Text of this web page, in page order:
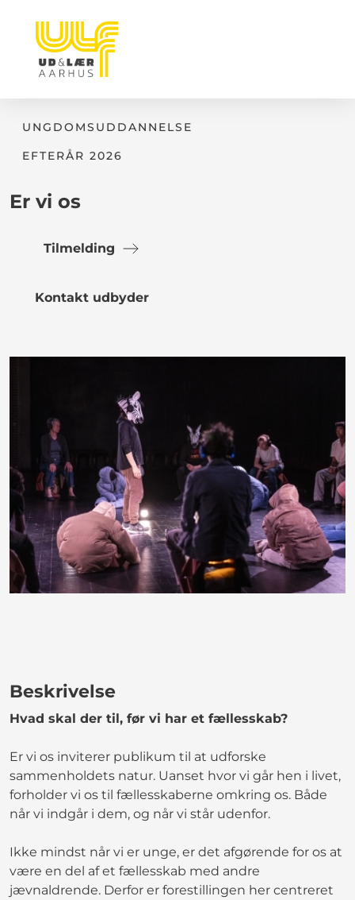
UNGDOMSUDDANNELSE
EFTERÅR 2026
Er vi os
Tilmelding
Kontakt udbyder
Beskrivelse
Hvad skal der til, før vi har et fællesskab?
Er vi os inviterer publikum til at udforske
sammenholdets natur. Uanset hvor vi går hen i livet,
forholder vi os til fællesskaberne omkring os. Både
når vi indgår i dem, og når vi står udenfor.
Ikke mindst når vi er unge, er det afgørende for os at
være en del af et fællesskab med andre
jævnaldrende. Derfor er forestillingen her centreret